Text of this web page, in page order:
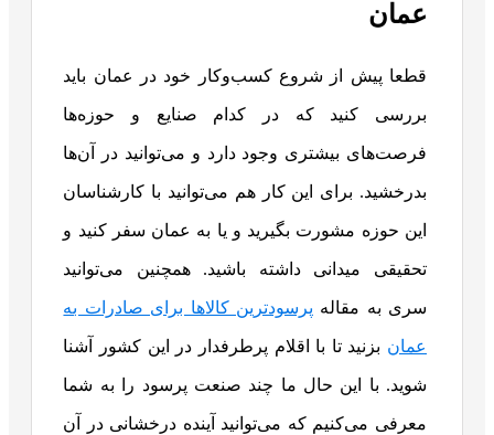
عمان
قطعا پیش از شروع کسب‌وکار خود در عمان باید
بررسی کنید که در کدام صنایع و حوزه‌ها
فرصت‌های بیشتری وجود دارد و می‌توانید در آن‌ها
بدرخشید. برای این کار هم می‌توانید با کارشناسان
این حوزه مشورت بگیرید و یا به عمان سفر کنید و
تحقیقی میدانی داشته باشید. همچنین می‌توانید
سری به مقاله پرسودترین کالاها برای صادرات به
عمان بزنید تا با اقلام پرطرفدار در این کشور آشنا
شوید. با این حال ما چند صنعت پرسود را به شما
معرفی می‌کنیم که می‌توانید آینده درخشانی در آن